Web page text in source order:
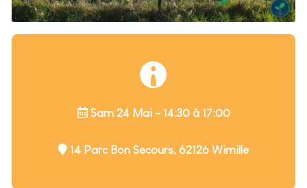
Sam 24 Mai - 14:30 à 17:00
14 Parc Bon Secours, 62126 Wimille